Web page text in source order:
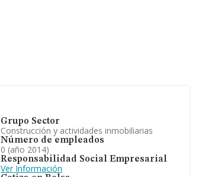
Grupo Sector
Construcción y actividades inmobiliarias
Número de empleados
0 (año 2014)
Responsabilidad Social Empresarial
Ver Información